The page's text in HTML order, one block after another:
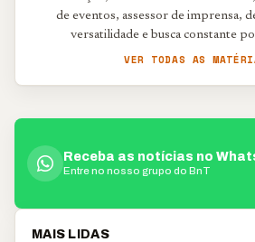
de eventos, assessor de imprensa,
versatilidade e busca constante
VER TODAS AS
Receba as notícias no
Entre no nosso grupo do BnT
MAIS LIDAS